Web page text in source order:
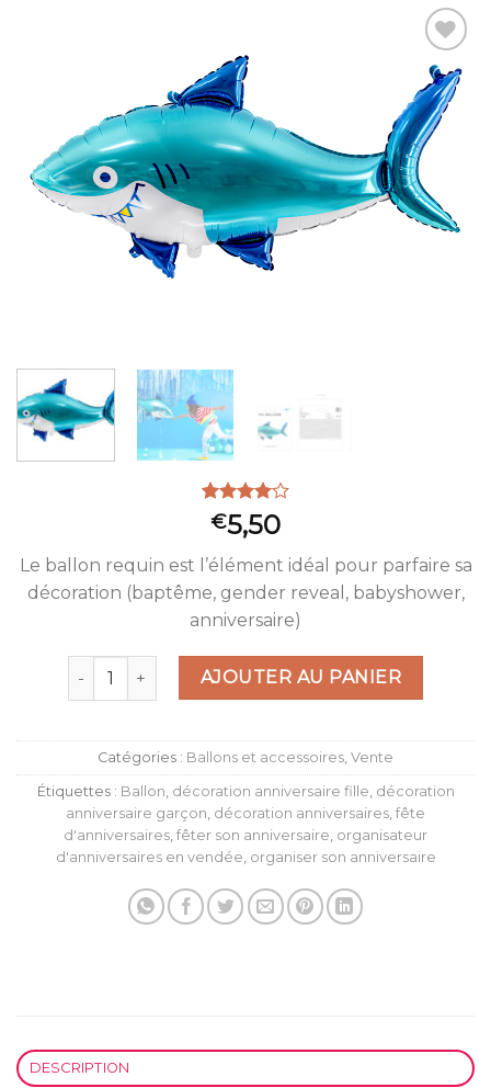
Ajouter
à la liste
d’envies
Noté
4.03sur
sur
30
notations
client
€5,50
Le ballon requin est l’élément idéal pour parfaire sa
décoration (baptême, gender reveal, babyshower,
anniversaire)
quantité de Ballon Requin 102x62 cm
AJOUTER AU PANIER
Catégories : Ballons et accessoires, Vente
Étiquettes : Ballon, décoration anniversaire fille, décoration
anniversaire garçon, décoration anniversaires, fête
d'anniversaires, fêter son anniversaire, organisateur
d'anniversaires en vendée, organiser son anniversaire
DESCRIPTION